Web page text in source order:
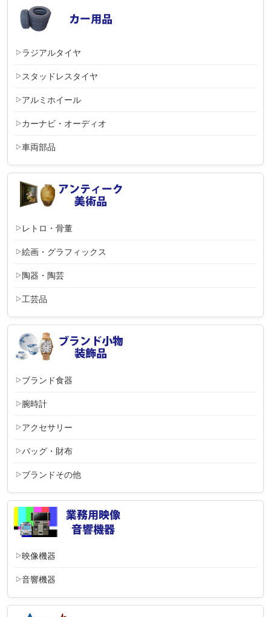
ラジアルタイヤ
スタッドレスタイヤ
アルミホイール
カーナビ・オーディオ
車両部品
レトロ・骨董
絵画・グラフィックス
陶器・陶芸
工芸品
ブランド食器
腕時計
アクセサリー
バッグ・財布
ブランドその他
映像機器
音響機器